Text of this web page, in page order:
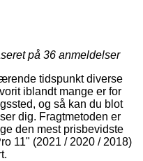
på 36 anmeldelser
tidspunkt diverse
iblandt mange er for
og så kan du blot
dig. Fragtmetoden er
den mest prisbevidste
11" (2021 / 2020 / 2018)